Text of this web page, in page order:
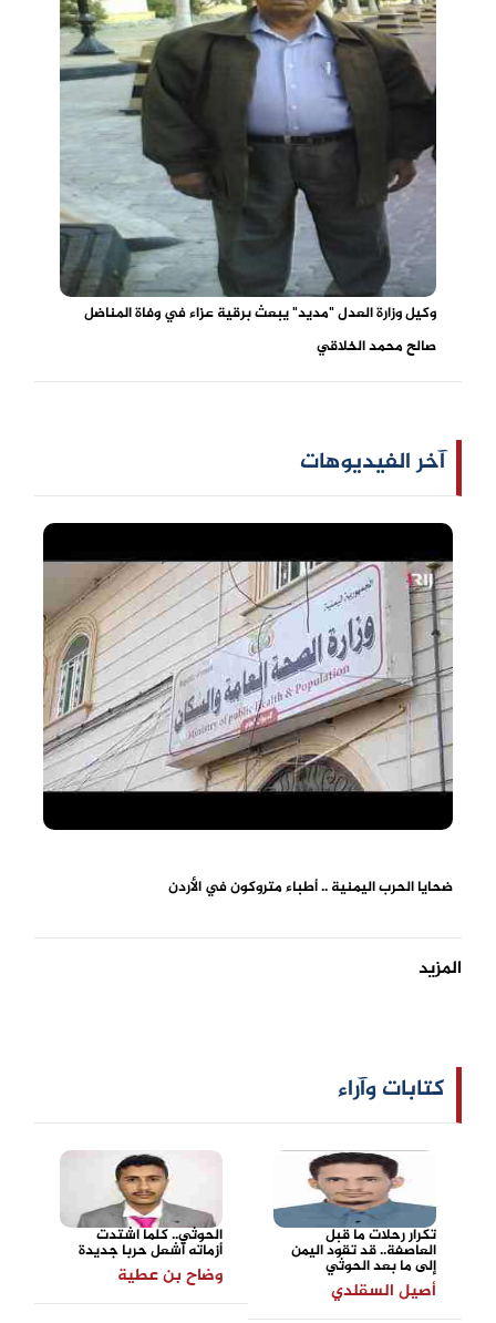
وكيل وزارة العدل "مديد" يبعث برقية عزاء في وفاة المناضل
صالح محمد الخلاقي
آخر الفيديوهات
ضحايا الحرب اليمنية .. أطباء متروكون في الأردن
المزيد
كتابات وآراء
تكرار رحلات ما قبل
العاصفة.. قد تقود اليمن
إلى ما بعد الحوثي
أصيل السقلدي
الحوثي.. كلما اشتدت
أزماته أشعل حربا جديدة
وضاح بن عطية